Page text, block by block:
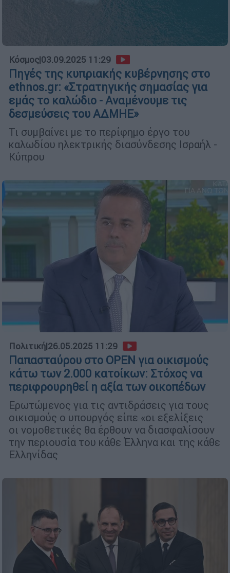
Κόσμος|03.09.2025 11:29
Πηγές της κυπριακής κυβέρνησης στο
ethnos.gr: «Στρατηγικής σημασίας για
εμάς το καλώδιο - Αναμένουμε τις
δεσμεύσεις του ΑΔΜΗΕ»
Τι συμβαίνει με το περίφημο έργο του
καλωδίου ηλεκτρικής διασύνδεσης Ισραήλ -
Κύπρου
Πολιτική|26.05.2025 11:29
Παπασταύρου στο OPEN για οικισμούς
κάτω των 2.000 κατοίκων: Στόχος να
περιφρουρηθεί η αξία των οικοπέδων
Ερωτώμενος για τις αντιδράσεις για τους
οικισμούς ο υπουργός είπε «οι εξελίξεις
οι νομοθετικές θα έρθουν να διασφαλίσουν
την περιουσία του κάθε Έλληνα και της κάθε
Ελληνίδας